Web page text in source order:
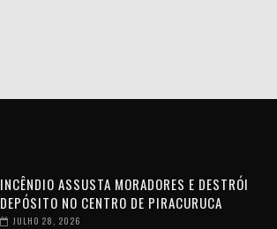
INCÊNDIO ASSUSTA MORADORES E DESTRÓI
DEPÓSITO NO CENTRO DE PIRACURUCA
JULHO 28, 2026